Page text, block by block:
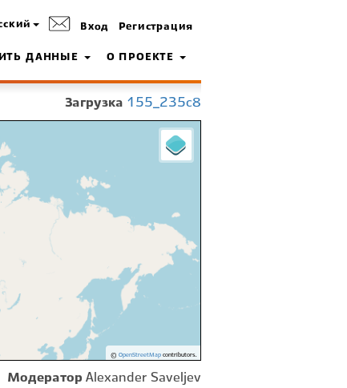
Вход Регистрация
ДАННЫЕ О ПРОЕКТЕ
Загрузка 155_235c8
© OpenStreetMapcontributors.
Модератор Alexander Saveljev